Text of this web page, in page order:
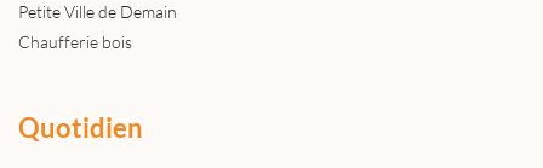
Petite Ville de Demain
Chaufferie bois
Quotidien